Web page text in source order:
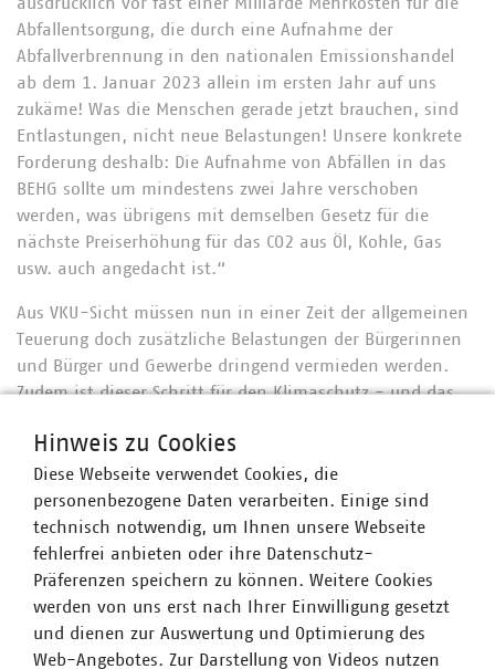
Abfallentsorgung, die durch eine Aufnahme der
Abfallverbrennung in den nationalen Emissionshandel
ab dem 1. Januar 2023 allein im ersten Jahr auf uns
zukäme! Was die Menschen gerade jetzt brauchen, sind
Entlastungen, nicht neue Belastungen! Unsere konkrete
Forderung deshalb: Die Aufnahme von Abfällen in das
BEHG sollte um mindestens zwei Jahre verschoben
werden, was übrigens mit demselben Gesetz für die
nächste Preiserhöhung für das CO2 aus Öl, Kohle, Gas
usw. auch angedacht ist.“
Aus VKU-Sicht müssen nun in einer Zeit der allgemeinen
Teuerung doch zusätzliche Belastungen der Bürgerinnen
und Bürger und Gewerbe dringend vermieden werden.
Zudem ist dieser Schritt für den Klimaschutz - und das
ungeeignet. Ein Preismechanismus müsste bei den
eigentlichen Verursachern, also den Herstellern und
Inverkehrbringern von fossilen Kunststoffprodukten,
ansetzen, um eine Lenkungswirkung zu erreichen, kurz:
um überhaupt sinnvoll zu sein. Sinnvoll wäre es zum
Beispiel, endlich die EU-Kunststoffsteuer von der
Plastikindustrie bezahlen zu lassen, statt sie aus
Steuermitteln des Bundeshaushaltes zu begleichen. Ein
CO2-Preis auf die Abfall-verbrennung würde aber
Hinweis zu Cookies
Diese Webseite verwendet Cookies, die
personenbezogene Daten verarbeiten. Einige sind
technisch notwendig, um Ihnen unsere Webseite
fehlerfrei anbieten oder ihre Datenschutz-
Präferenzen speichern zu können. Weitere Cookies
werden von uns erst nach Ihrer Einwilligung gesetzt
und dienen zur Auswertung und Optimierung des
Web-Angebotes. Zur Darstellung von Videos nutzen